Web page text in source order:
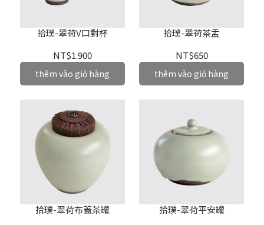
拾璞-翠荷V口對杯
NT$1.900
thêm vào giỏ hàng
拾璞-翠荷茶盂
NT$650
thêm vào giỏ hàng
拾璞-翠荷布蓋茶罐
拾璞-翠荷平安罐